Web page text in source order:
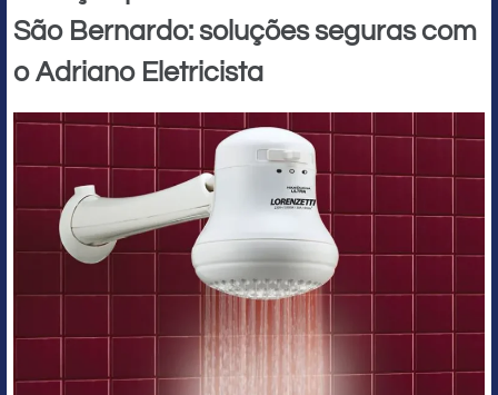
São Bernardo: soluções seguras com
o Adriano Eletricista